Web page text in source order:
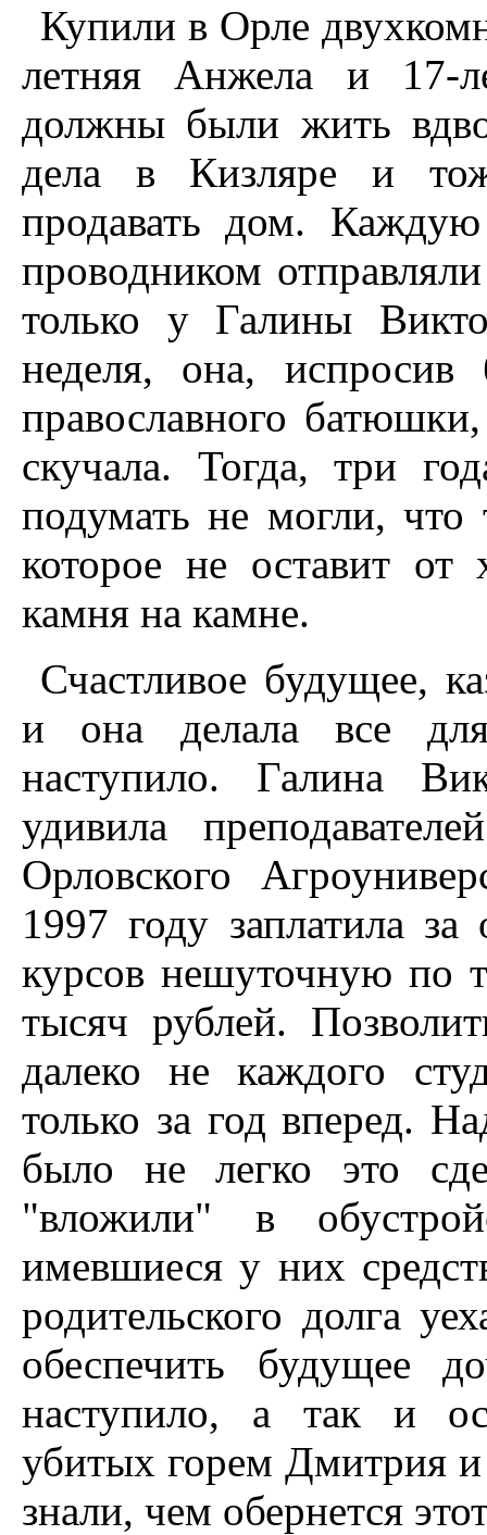
Купили в Орле
летняя Анжела и 17-
должны были жить
дела в Кизляре и
продавать дом.
проводником
только у Галины
неделя, она, испросив
православного
скучала. Тогда, три
подумать не могли, что
которое не оставит от
камня на камне.
Счастливое будущее,
и она делала все
наступило. Галина
удивила
Орловского
1997 году заплатила
курсов нешуточную по
тысяч рублей.
далеко не каждого
только за год вперед.
было не легко это
"вложили" в
имевшиеся у них
родительского долга
обеспечить будущее
наступило, а так и
убитых горем Дмитрия
знали, чем обернется